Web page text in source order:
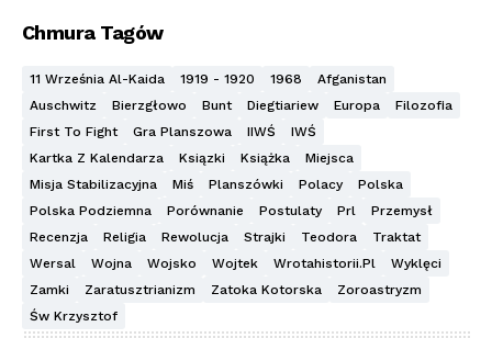
Chmura Tagów
11 Września Al-Kaida 1919 - 1920 1968
Afganistan
Auschwitz
Bierzgłowo Bunt Diegtiariew Europa
Filozofia
First To Fight
Gra Planszowa IIWŚ
IWŚ
Kartka Z Kalendarza
Ksiązki Książka
Miejsca
Misja Stabilizacyjna
Miś Planszówki Polacy
Polska
Polska Podziemna
Porównanie Postulaty Prl
Przemysł
Recenzja
Religia Rewolucja Strajki Teodora
Traktat
Wersal
Wojna Wojsko Wojtek Wrotahistorii.pl
Wyklęci
Zamki
Zaratusztrianizm Zatoka Kotorska
Zoroastryzm
Św Krzysztof